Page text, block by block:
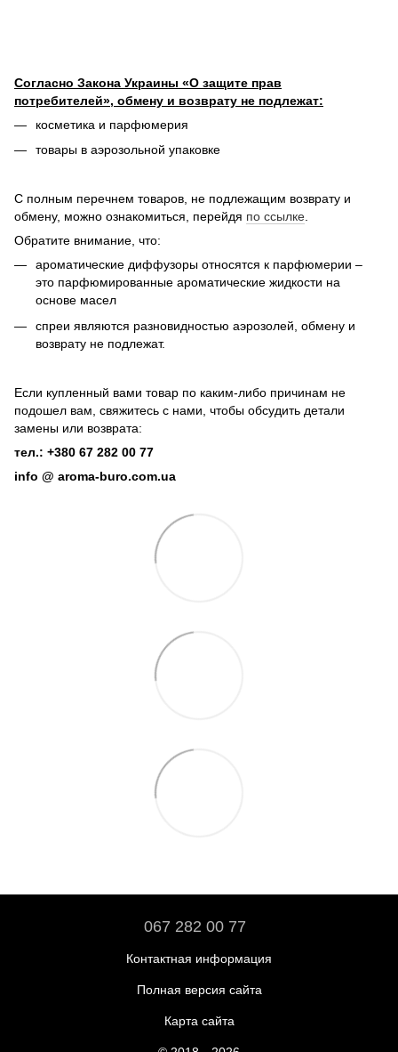
Согласно Закона Украины «О защите прав
потребителей», обмену и возврату не подлежат:
косметика и парфюмерия
товары в аэрозольной упаковке
С полным перечнем товаров, не подлежащим возврату и
обмену, можно ознакомиться, перейдя по ссылке.
Обратите внимание, что:
ароматические диффузоры относятся к парфюмерии –
это парфюмированные ароматические жидкости на
основе масел
спреи являются разновидностью аэрозолей, обмену и
возврату не подлежат.
Если купленный вами товар по каким-либо причинам не
подошел вам, свяжитесь с нами, чтобы обсудить детали
замены или возврата:
тел.: +380 67 282 00 77
info @ aroma-buro.com.ua
067 282 00 77
Контактная информация
Полная версия сайта
Карта сайта